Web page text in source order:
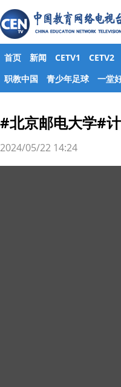
首页 新闻 CETV1 CETV2
职教中国
青少年足球 一堂
#北京邮电大学#
2024/05/22 14:24